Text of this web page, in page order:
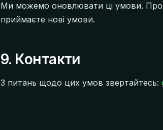
Ми можемо оновлювати ці умови.
приймаєте нові умови.
9. Контакти
З питань щодо цих умов звертайтесь: